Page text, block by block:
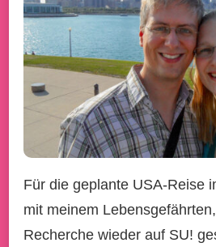
Für die geplante USA-Reise
mit meinem
Recherche wieder auf SU!